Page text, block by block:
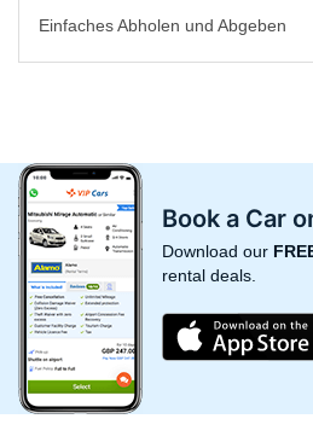
Einfaches Abholen und Abgeben
Book a Car
Download our
rental deals.